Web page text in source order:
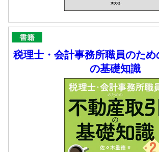
税理士・会計事務所職員のため
の基礎知識